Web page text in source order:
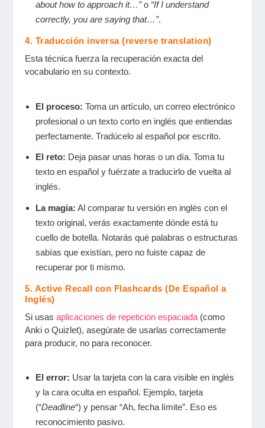
about how to approach it…”o “If I understand
correctly, you are saying that…”.
4. Traducción inversa (reverse translation)
Esta técnica fuerza la recuperación exacta del
vocabulario en su contexto.
El proceso: Toma un artículo, un correo electrónico
profesional o un texto corto en inglés que entiendas
perfectamente. Tradúcelo al español por escrito.
El reto: Deja pasar unas horas o un día. Toma tu
texto en español y fuérzate a traducirlo de vuelta al
inglés.
La magia: Al comparar tu versión en inglés con el
texto original, verás exactamente dónde está tu
cuello de botella. Notarás qué palabras o estructuras
sabías que existían, pero no fuiste capaz de
recuperar por ti mismo.
5. Active Recall con Flashcards (De Español a
Inglés)
Si usasaplicaciones de repetición espaciada (como
Anki o Quizlet), asegúrate de usarlas correctamente
para producir, no para reconocer.
El error: Usar la tarjeta con la cara visible en inglés
y la cara oculta en español. Ejemplo, tarjeta
(“Deadline“) y pensar “Ah, fecha límite”. Eso es
reconocimiento pasivo.